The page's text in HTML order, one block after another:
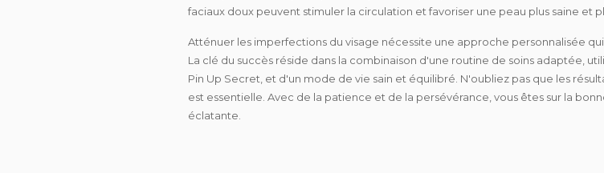
faciaux doux peuvent stimuler la circulation et favoriser une peau plus saine et
Atténuer les imperfections du visage nécessite une approche personnalisée
La clé du succès réside dans la combinaison d'une routine de soins adaptée,
Pin Up Secret, et d'un mode de vie sain et équilibré. N'oubliez pas que les
est essentielle. Avec de la patience et de la persévérance, vous êtes sur la
éclatante.